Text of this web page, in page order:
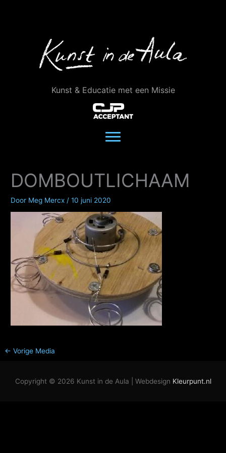
Kunst & Educatie met een Missie
DOMBOUTLICHAAM
Door Meg Mercx /10 juni 2020
← Vorige Media
Copyright © 2026 Kunst in de Aula | Webdesign Kleurpunt.nl